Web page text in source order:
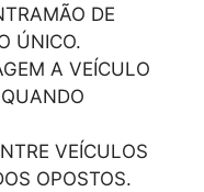
DE
ÚNICO.
A VEÍCULO
VEÍCULOS
OPOSTOS.